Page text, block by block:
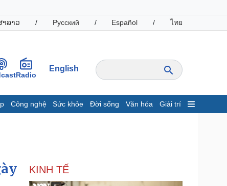
າລາວ / Русский / Español / ไทย
Radio
English
Công nghệ Sức khỏe Đời sống Văn hóa Giải trí
Giá cà phê
KINH TẾ